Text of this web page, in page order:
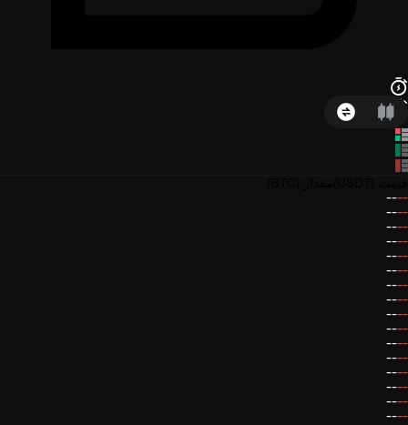
--
--
--
--
--
--
--
--
--
--
--
--
--
--
--
--
--
--
--
--
--
--
--
--
--
--
--
--
--
--
--
--